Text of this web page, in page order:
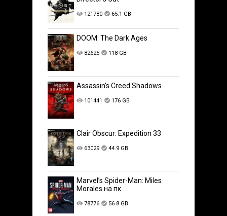
121780 65.1 GB
DOOM: The Dark Ages
82625 118 GB
Assassin's Creed Shadows
101441 176 GB
Clair Obscur: Expedition 33
63029 44.9 GB
Marvel’s Spider-Man: Miles
Morales на пк
78776 56.8 GB